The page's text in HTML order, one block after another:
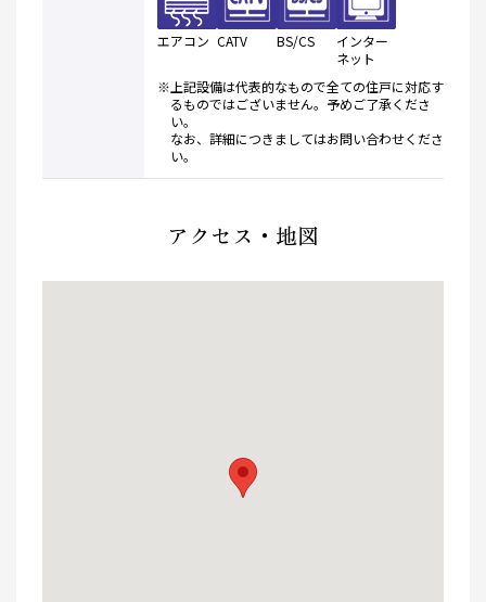
エアコン CATV BS/CS
インター
ネット
※上記設備は代表的なもので全ての住戸に対応す
るものではございません。予めご了承くださ
い。
なお、詳細につきましてはお問い合わせくださ
い。
アクセス・地図